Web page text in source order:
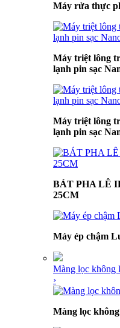
Máy rửa thực
Máy triệt lông
lạnh pin sạc
Máy triệt lông
lạnh pin sạc
BÁT PHA LÊ
25CM
Máy ép chậm
Màng lọc không
›
Màng lọc